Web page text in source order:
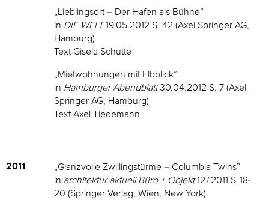
„Lieblingsort – Der Hafen als Bühne”
in DIE WELT19.05.2012 S. 42 (Axel Springer AG,
Hamburg)
Text Gisela Schütte
„Mietwohnungen mit Elbblick”
in Hamburger Abendblatt30.04.2012 S. 7 (Axel
Springer AG, Hamburg)
Text Axel Tiedemann
2011
„Glanzvolle Zwillingstürme – Columbia Twins”
in architektur aktuell Büro + Objekt12 / 2011 S. 18-
20 (Springer Verlag, Wien, New York)